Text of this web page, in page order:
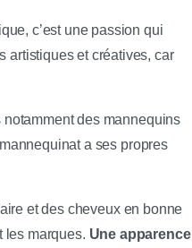
c’est une passion qui
artistiques et créatives, car
des mannequins
a ses propres
et des cheveux en bonne
les marques. Une apparence